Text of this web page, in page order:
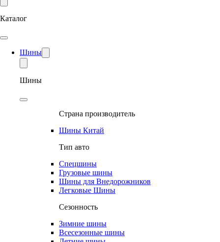
Каталог
Шины
Шины
Страна производитель
Шины Китай
Тип авто
Спецшины
Грузовые шины
Шины для Внедорожников
Легковые Шины
Сезонность
Зимние шины
Всесезонные шины